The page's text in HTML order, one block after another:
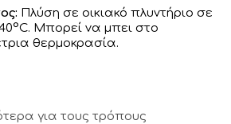
Πλύση σε οικιακό πλυντήριο σε
Μπορεί να μπει στο
θερμοκρασία.
για τους τρόπους